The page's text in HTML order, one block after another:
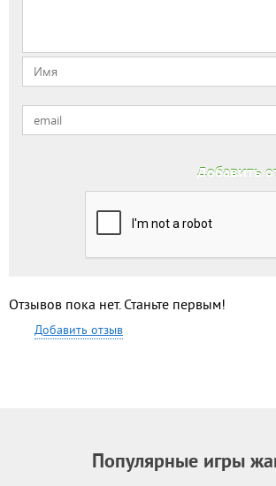
Отзывов пока нет. Станьте первым!
Добавить отзыв
Популярные игры